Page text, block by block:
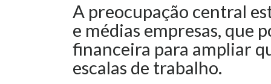
A preocupação central
e médias empresas, que
financeira para ampliar
escalas de trabalho.